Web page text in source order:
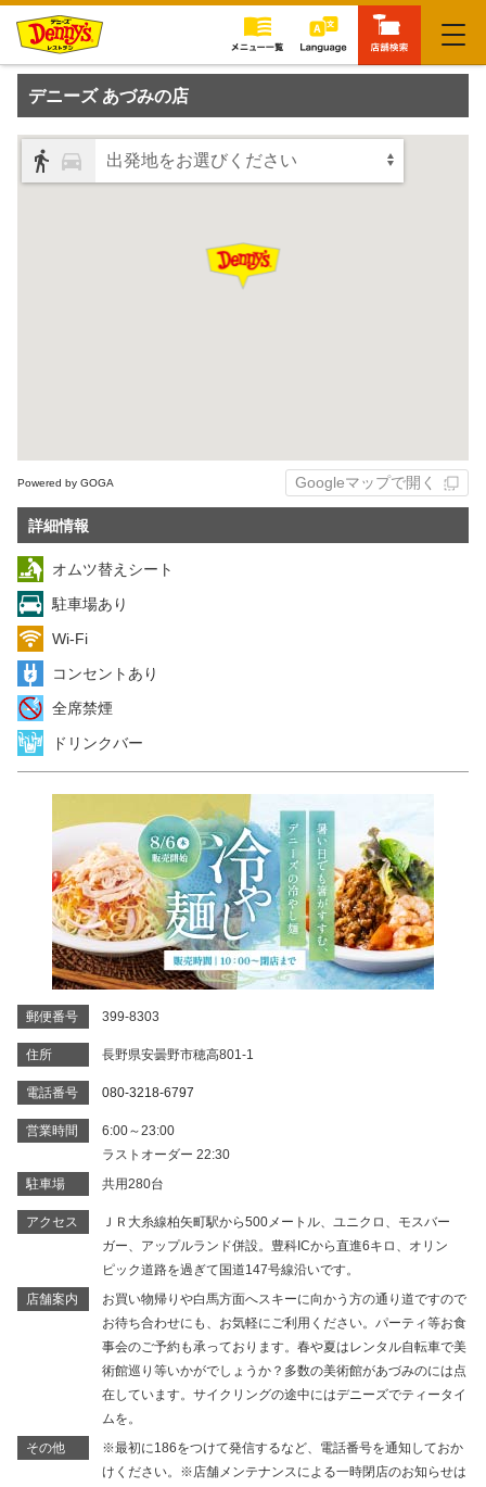
閉じる
デニーズ あづみの店
出発地をお選びください
Powered by GOGA Googleマップで開く
詳細情報
オムツ替えシート
駐車場あり
Wi-Fi
コンセントあり
全席禁煙
ドリンクバー
郵便番号 399-8303
住所 長野県安曇野市穂高801-1
電話番号 080-3218-6797
営業時間
6:00～23:00
ラストオーダー 22:30
駐車場
共用280台
アクセス
ＪＲ大糸線柏矢町駅から500メートル、ユニクロ、モスバー
ガー、アップルランド併設。豊科ICから直進6キロ、オリン
ピック道路を過ぎて国道147号線沿いです。
店舗案内
お買い物帰りや白馬方面へスキーに向かう方の通り道ですので
お待ち合わせにも、お気軽にご利用ください。パーティ等お食
事会のご予約も承っております。春や夏はレンタル自転車で美
術館巡り等いかがでしょうか？多数の美術館があづみのには点
在しています。サイクリングの途中にはデニーズでティータイ
ムを。
その他
※最初に186をつけて発信するなど、電話番号を通知しておか
けください。※店舗メンテナンスによる一時閉店のお知らせは